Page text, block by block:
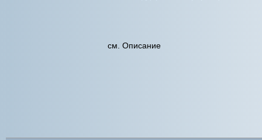
см. Описание